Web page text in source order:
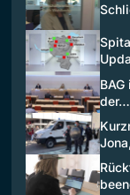
der…